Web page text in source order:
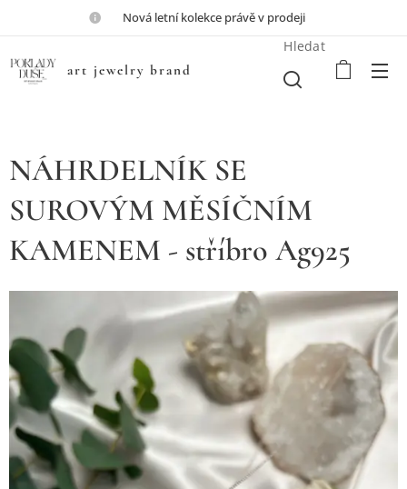
💎Nová letní kolekce právě v prodeji💎
art jewelry brand
Hledat
NÁHRDELNÍK SE
SUROVÝM MĚSÍČNÍM
KAMENEM - stříbro Ag925